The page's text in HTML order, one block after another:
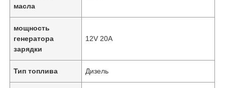
масла
мощность
генератора
зарядки
12V 20A
Тип топлива Дизель